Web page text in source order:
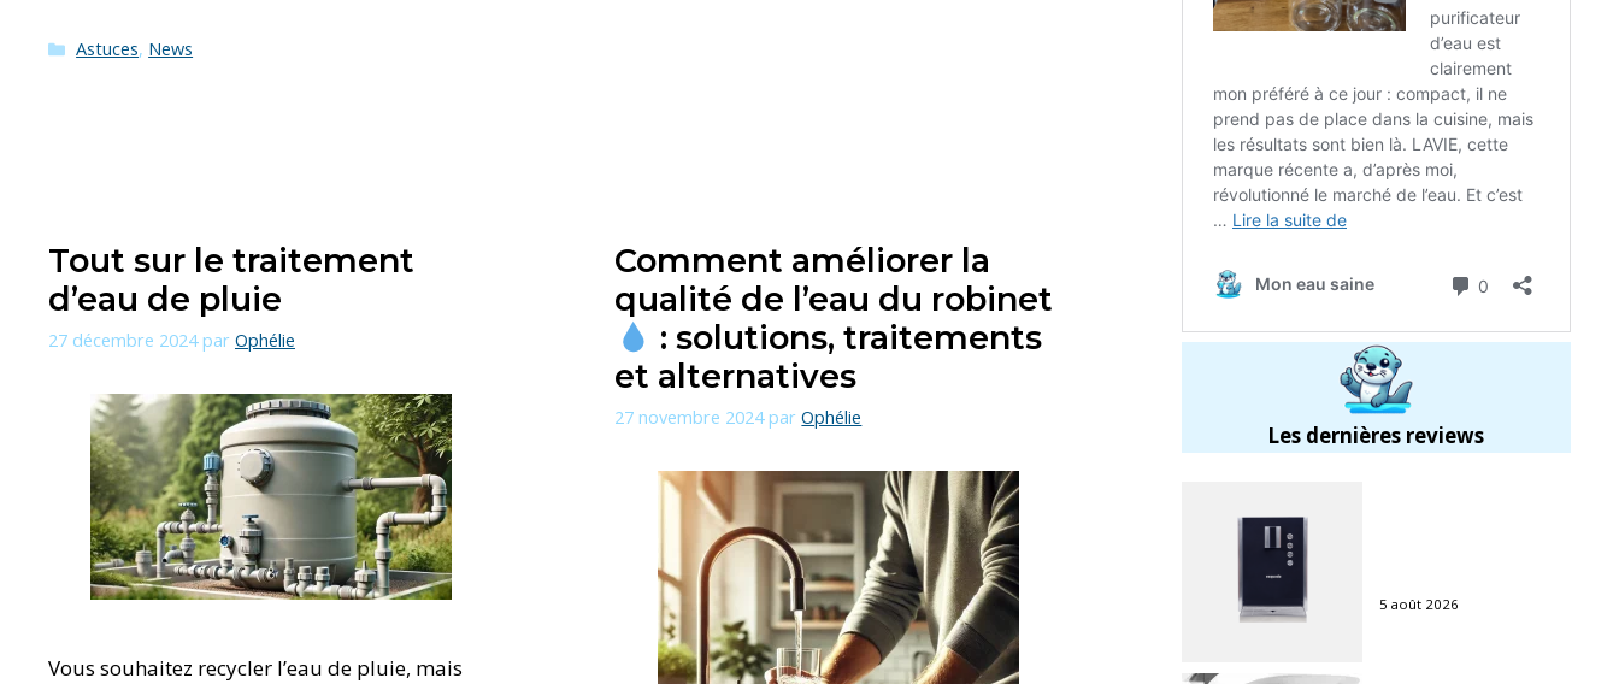
Catégories
Astuces, News
Tout sur le traitement
d’eau de pluie
27 décembre 2024 par Ophélie
Vous souhaitez recycler l’eau de pluie, mais
Comment améliorer la
qualité de l’eau du robinet
: solutions, traitements
et alternatives
27 novembre 2024 parOphélie
Les dernières reviews
5 août 2026